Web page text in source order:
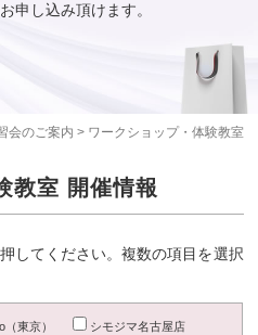
会のご案内 > ワークショップ・体験教室
申し込み頂けます。
教室 開催情報
してください。複数の項目を選択
東京）
シモジマ名古屋店